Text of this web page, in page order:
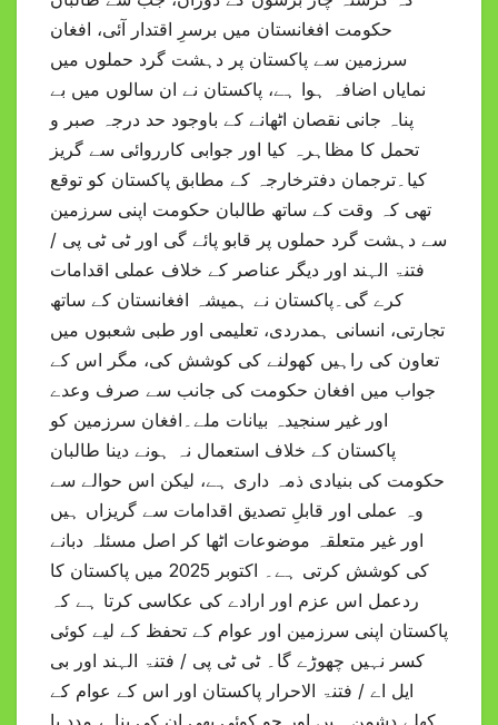
حکومت افغانستان میں برسرِ اقتدار آئی، افغان
سرزمین سے پاکستان پر دہشت گرد حملوں میں
نمایاں اضافہ ہوا ہے، پاکستان نے ان سالوں میں بے
پناہ جانی نقصان اٹھانے کے باوجود حد درجہ صبر و
تحمل کا مظاہرہ کیا اور جوابی کارروائی سے گریز
کیا۔ترجمان دفترخارجہ کے مطابق پاکستان کو توقع
تھی کہ وقت کے ساتھ طالبان حکومت اپنی سرزمین
سے دہشت گرد حملوں پر قابو پائے گی اور ٹی ٹی پی /
فتنۃ الہند اور دیگر عناصر کے خلاف عملی اقدامات
کرے گی۔پاکستان نے ہمیشہ افغانستان کے ساتھ
تجارتی، انسانی ہمدردی، تعلیمی اور طبی شعبوں میں
تعاون کی راہیں کھولنے کی کوشش کی، مگر اس کے
جواب میں افغان حکومت کی جانب سے صرف وعدے
اور غیر سنجیدہ بیانات ملے۔افغان سرزمین کو
پاکستان کے خلاف استعمال نہ ہونے دینا طالبان
حکومت کی بنیادی ذمہ داری ہے، لیکن اس حوالے سے
وہ عملی اور قابلِ تصدیق اقدامات سے گریزاں ہیں
اور غیر متعلقہ موضوعات اٹھا کر اصل مسئلہ دبانے
کی کوشش کرتی ہے۔ اکتوبر 2025 میں پاکستان کا
ردعمل اس عزم اور ارادے کی عکاسی کرتا ہے کہ
پاکستان اپنی سرزمین اور عوام کے تحفظ کے لیے کوئی
کسر نہیں چھوڑے گا۔ ٹی ٹی پی / فتنۃ الہند اور بی
ایل اے / فتنۃ الاحرار پاکستان اور اس کے عوام کے
کھلے دشمن ہیں اور جو کوئی بھی ان کی پناہ، مدد یا